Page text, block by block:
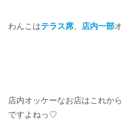
わんこはテラス席 店内一部
店内オッケーなお店はこれか
ですよねっ♡